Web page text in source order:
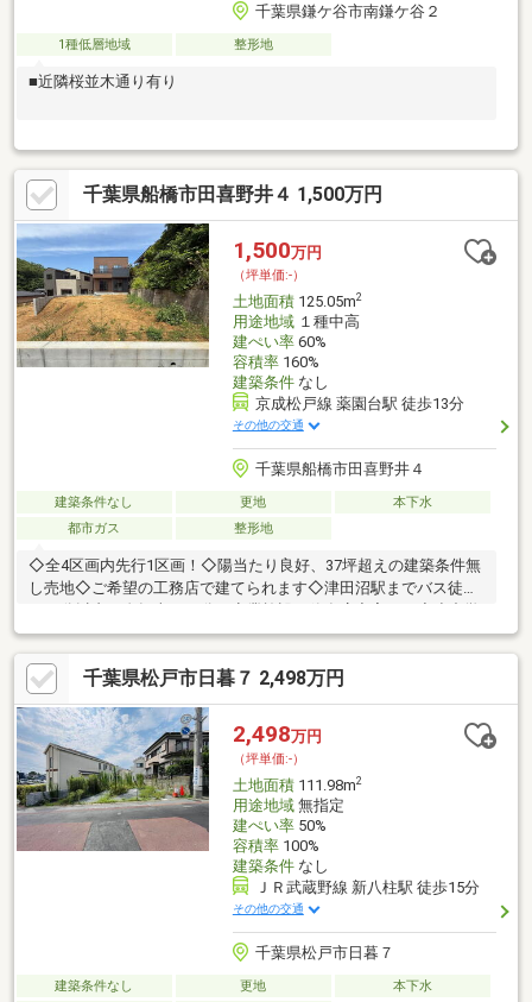
千葉県鎌ケ谷市南鎌ケ谷２
1種低層地域 整形地
■近隣桜並木通り有り
千葉県船橋市田喜野井４ 1,500万円
1,500万円
（坪単価:-）
土地面積125.05m2
用途地域１種中高
建ぺい率60%
容積率160%
建築条件なし
京成松戸線 薬園台駅 徒歩13分
その他の交通
千葉県船橋市田喜野井４
建築条件なし 更地
本下水
都市ガス
整形地
◇全4区画内先行1区画！◇陽当たり良好、37坪超えの建築条件無
し売地◇ご希望の工務店で建てられます◇津田沼駅までバス徒歩
校共に選択できる地区、徒歩15分以内◇公園徒歩1分、幼保園徒
歩5分、小さなお子様世帯に安心の立地です◇徒歩1分の田喜野井
公園は、18017㎡あり、チューブスライダー、鉄棒等遊具充実。
その他ボール遊びもでき、散歩にも適した公園です◇閑静な住宅
街で静かな生活ご希望の方におすすめです
千葉県松戸市日暮７ 2,498万円
2,498万円
（坪単価:-）
土地面積111.98m2
用途地域無指定
建ぺい率50%
容積率100%
建築条件なし
ＪＲ武蔵野線 新八柱駅 徒歩15分
その他の交通
千葉県松戸市日暮７
建築条件なし 更地 本下水